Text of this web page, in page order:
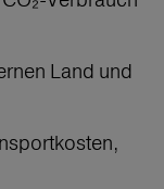
Land und